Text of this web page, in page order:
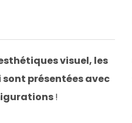
visuel, les
présentées avec
!